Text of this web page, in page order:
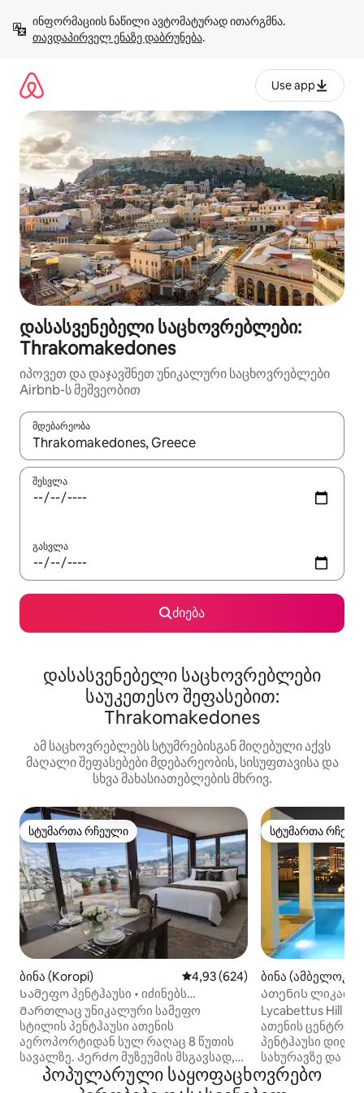
გადასვლა
თავდაპირველ ენაზე დაბრუნება.
Use app
დასასვენებელი საცხოვრებლები:
Thrakomakedones
იპოვეთ და დაჯავშნეთ უნიკალური საცხოვრებლები
Airbnb-ს მეშვეობით
მდებარეობა
როცა შედეგები ხელმისაწვდომი გახდება, ნავიგაციისთვის
შესვლა
გასვლა
ძიება
დასასვენებელი საცხოვრებლები
საუკეთესო შეფასებით:
Thrakomakedones
ამ საცხოვრებლებს სტუმრებისგან მიღებული აქვს
მაღალი შეფასებები მდებარეობის, სისუფთავისა და
სხვა მახასიათებლების მხრივ.
სტუმართა რჩეული
სტუმართა რჩეული
ბინა (Koropi) საშუალო შეფასებაა 5‑დან
4,93 (624)
Სამეფო პენტჰაუსი • იძინებს
აეროპორტიდან 4• 8 წუთის სავალზე
Მართლაც უნიკალური სამეფო
სტილის პენტჰაუსი ათენის
აეროპორტიდან სულ რაღაც 8 წუთის
სავალზე. Კერძო მუზეუმის მსგავსად,
მასში არის ანტიკვარიატი,
არაგაბარიტული 200×220 საწოლი,
სტუმართა
სტუმართა
ბინა
Ათენის
აუზი სახურავზე
Lycabettus Hill
ათენის ცენტრისთვის.
პენტჰაუსი დიდი,
სახურავზე და 30
რომელიც
პოპულარული საყოფაცხოვრებო